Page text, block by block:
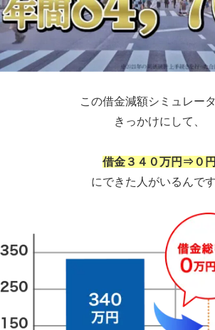
この借金減額シミュレー
きっかけにして、
借金３４０万円⇒０円
にできた人がいるんです